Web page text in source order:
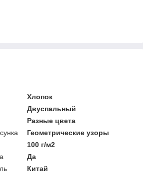
Хлопок
Двуспальный
Разные цвета
Геометрические узоры
100 г/м2
Да
Китай